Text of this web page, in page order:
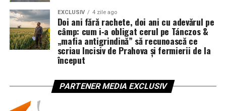
EXCLUSIV 4 zile ago
Doi ani fără rachete, doi ani cu adevărul pe
câmp: cum i‑a obligat cerul pe Tánczos &
„mafia antigrindină” să recunoască ce
scriau Incisiv de Prahova și fermierii de la
început
PARTENER MEDIA EXCLUSIV